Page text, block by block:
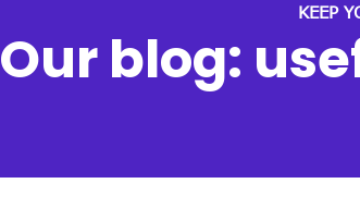
KEEP
Our blog: